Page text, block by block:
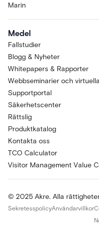
Marin
Medel
Fallstudier
Blogg & Nyheter
Whitepapers & Rapporter
Webbseminarier och
Supportportal
Säkerhetscenter
Rättslig
Produktkatalog
Kontakta oss
TCO Calculator
Visitor Management Value
© 2025 Akre. Alla
SekretesspolicyAnvändarvillkor